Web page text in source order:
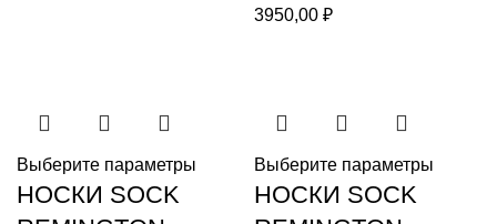
3950,00 ₽
Выберите параметры
НОСКИ SOCK
Выберите параметры
НОСКИ SOCK